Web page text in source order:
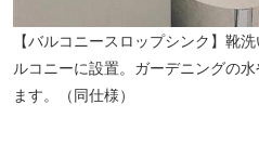
【バルコニースロップシンク】靴
ルコニーに設置。ガーデニングの
ます。（同仕様）